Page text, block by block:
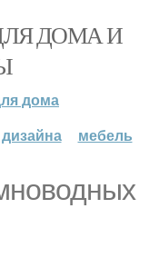
ДОМА И
дома
мебель